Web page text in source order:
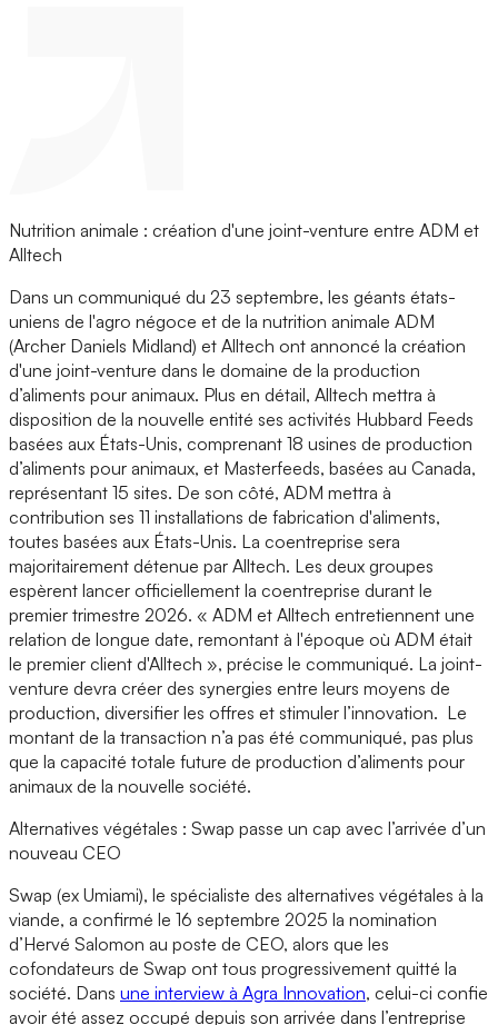
Nutrition animale : création d'une joint-venture entre ADM et
Alltech
Dans un communiqué du 23 septembre, les géants états-
uniens de l'agro négoce et de la nutrition animale ADM
(Archer Daniels Midland) et Alltech ont annoncé la création
d'une joint-venture dans le domaine de la production
d’aliments pour animaux. Plus en détail, Alltech mettra à
disposition de la nouvelle entité ses activités Hubbard Feeds
basées aux États-Unis, comprenant 18 usines de production
d’aliments pour animaux, et Masterfeeds, basées au Canada,
représentant 15 sites. De son côté, ADM mettra à
contribution ses 11 installations de fabrication d'aliments,
toutes basées aux États-Unis. La coentreprise sera
majoritairement détenue par Alltech. Les deux groupes
espèrent lancer officiellement la coentreprise durant le
premier trimestre 2026. « ADM et Alltech entretiennent une
relation de longue date, remontant à l'époque où ADM était
le premier client d'Alltech », précise le communiqué. La joint-
venture devra créer des synergies entre leurs moyens de
production, diversifier les offres et stimuler l’innovation. Le
montant de la transaction n’a pas été communiqué, pas plus
que la capacité totale future de production d’aliments pour
animaux de la nouvelle société.
Alternatives végétales : Swap passe un cap avec l’arrivée d’un
nouveau CEO
Swap (ex Umiami), le spécialiste des alternatives végétales à la
viande, a confirmé le 16 septembre 2025 la nomination
d’Hervé Salomon au poste de CEO, alors que les
cofondateurs de Swap ont tous progressivement quitté la
société. Dans une interview à Agra Innovation, celui-ci confie
avoir été assez occupé depuis son arrivée dans l’entreprise